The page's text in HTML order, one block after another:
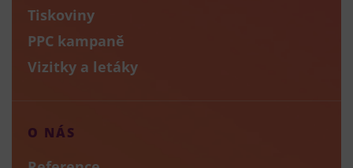
Tiskoviny
PPC kampaně
Vizitky a letáky
O NÁS